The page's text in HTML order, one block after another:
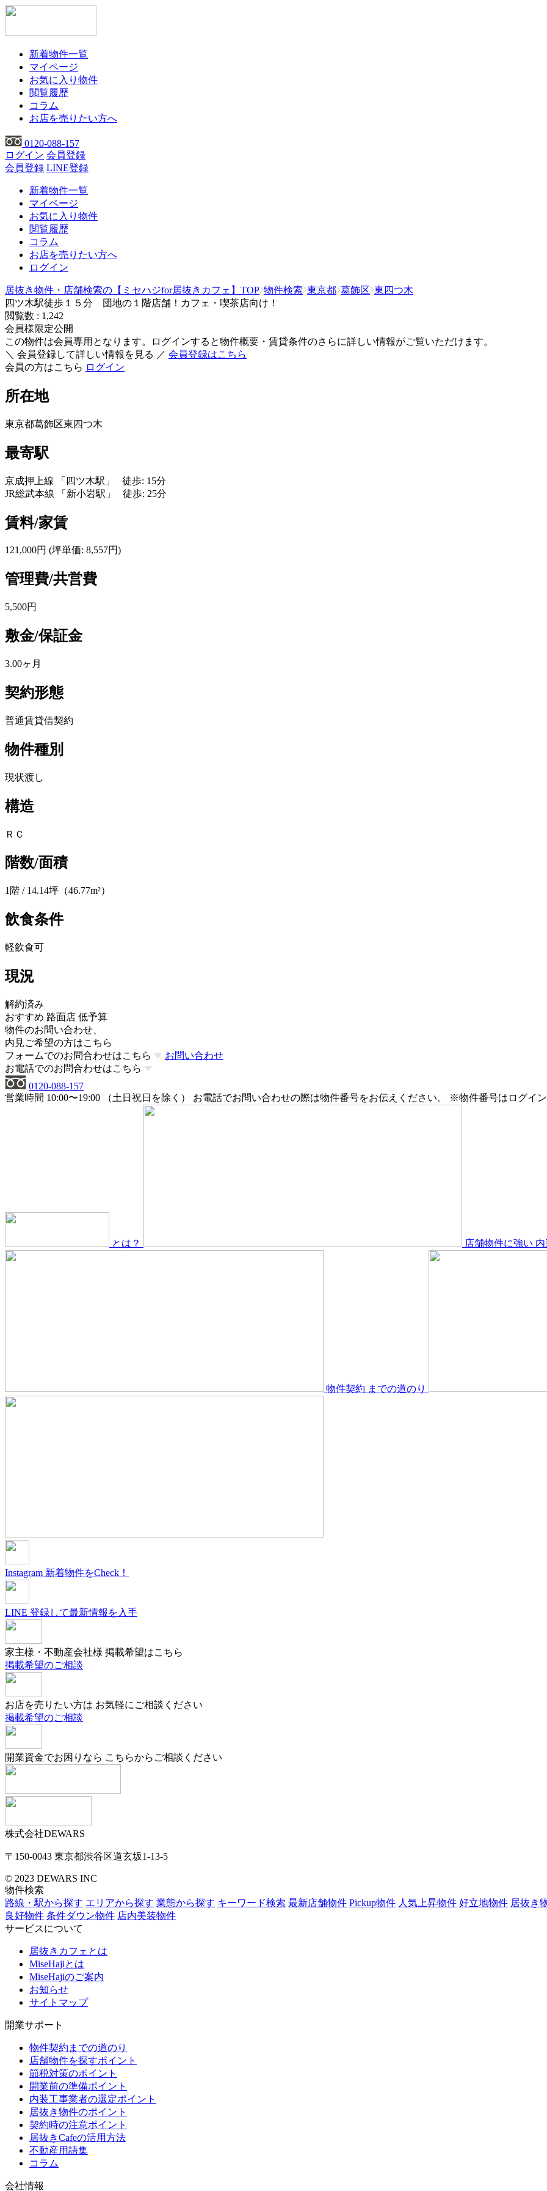
新着物件一覧
マイページ
お気に入り物件
閲覧履歴
コラム
お店を売りたい方へ
0120-088-157
ログイン 会員登録
会員登録 LINE登録
新着物件一覧
マイページ
お気に入り物件
閲覧履歴
コラム
お店を売りたい方へ
ログイン
居抜き物件・店舗検索の【ミセハジfor居抜きカフェ】TOP 物件検索 東京都 葛飾区 東四つ木
四ツ木駅徒歩１５分 団地の１階店舗！カフェ・喫茶店向け！
閲覧数 : 1,242
会員様限定公開
この物件は会員専用となります。ログインすると物件概要・賃貸条件のさらに詳しい情報がご覧いただけます。
＼ 会員登録して詳しい情報を見る ／ 会員登録はこちら
会員の方はこちら ログイン
所在地
東京都葛飾区東四つ木
最寄駅
京成押上線 「四ツ木駅」 徒歩: 15分
JR総武本線 「新小岩駅」 徒歩: 25分
賃料/家賃
121,000円 (坪単価: 8,557円)
管理費/共営費
5,500円
敷金/保証金
3.00ヶ月
契約形態
普通賃貸借契約
物件種別
現状渡し
構造
ＲＣ
階数/面積
1階 / 14.14坪（46.77m²）
飲食条件
軽飲食可
現況
解約済み
おすすめ 路面店 低予算
物件のお問い合わせ、
内見ご希望の方はこちら
フォームでのお問合わせはこちら
お問い合わせ
お電話でのお問合わせはこちら
0120-088-157
営業時間 10:00〜19:00 （土日祝日を除く）
お電話でお問い合わせの際は物件番号をお伝えください。 ※物件番号はログイ
とは？ 店舗物件に強い
物件契約 までの道のり
Instagram 新着物件をCheck！
LINE 登録して最新情報を入手
家主様・不動産会社様 掲載希望はこちら
掲載希望のご相談
お店を売りたい方は お気軽にご相談ください
掲載希望のご相談
開業資金でお困りなら こちらからご相談ください
株式会社DEWARS
〒150-0043 東京都渋谷区道玄坂1-13-5
© 2023 DEWARS INC
物件検索
路線・駅から探す エリアから探す 業態から探す キーワード検索 最新店舗物件 Pickup物件 人気上昇物件 好立地物件 居抜き
良好物件 条件ダウン物件 店内美装物件
サービスについて
居抜きカフェとは
MiseHajiとは
MiseHajiのご案内
お知らせ
サイトマップ
開業サポート
物件契約までの道のり
店舗物件を探すポイント
節税対策のポイント
開業前の準備ポイント
内装工事業者の選定ポイント
居抜き物件のポイント
契約時の注意ポイント
居抜きCafeの活用方法
不動産用語集
コラム
会社情報